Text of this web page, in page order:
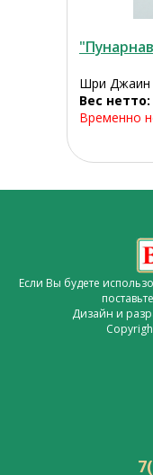
Шри Джаин
Вес нетто:
Временно
Если Вы будете
Дизайн и